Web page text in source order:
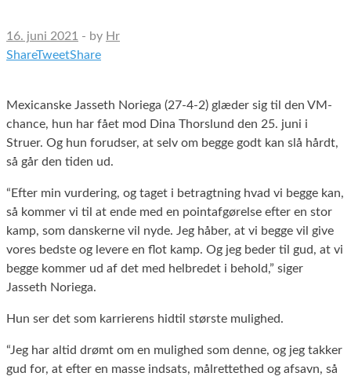
16. juni 2021 - by Hr
ShareTweetShare
Mexicanske Jasseth Noriega (27-4-2) glæder sig til den VM-
chance, hun har fået mod Dina Thorslund den 25. juni i
Struer. Og hun forudser, at selv om begge godt kan slå hårdt,
så går den tiden ud.
“Efter min vurdering, og taget i betragtning hvad vi begge kan,
så kommer vi til at ende med en pointafgørelse efter en stor
kamp, som danskerne vil nyde. Jeg håber, at vi begge vil give
vores bedste og levere en flot kamp. Og jeg beder til gud, at vi
begge kommer ud af det med helbredet i behold,” siger
Jasseth Noriega.
Hun ser det som karrierens hidtil største mulighed.
“Jeg har altid drømt om en mulighed som denne, og jeg takker
gud for, at efter en masse indsats, målrettethed og afsavn, så